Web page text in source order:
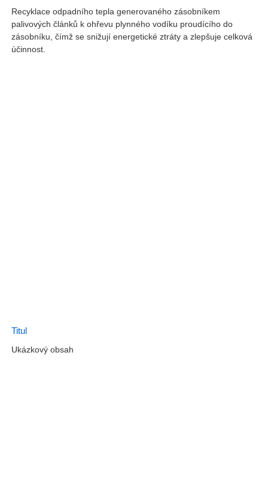
Recyklace odpadního tepla generovaného zásobníkem
palivových článků k ohřevu plynného vodíku proudícího do
zásobníku, čímž se snižují energetické ztráty a zlepšuje celková
účinnost.
Titul
Ukázkový obsah